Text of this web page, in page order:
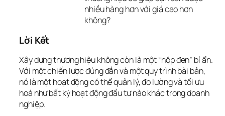
nhiều hàng hơn với giá cao hơn
không?
Lời Kết
Xây dựng thương hiệu không còn là một “hộp đen” bí ẩn.
Với một chiến lược đúng đắn và một quy trình bài bản,
nó là một hoạt động có thể quản lý, đo lường và tối ưu
hoá như bất kỳ hoạt động đầu tư nào khác trong doanh
nghiệp.